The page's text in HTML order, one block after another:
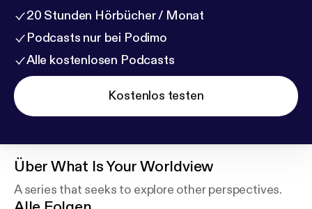
20 Stunden Hörbücher / Monat
Podcasts nur bei Podimo
Alle kostenlosen Podcasts
Kostenlos testen
ÜberWhat Is Your Worldview
A series that seeks to explore other perspectives.